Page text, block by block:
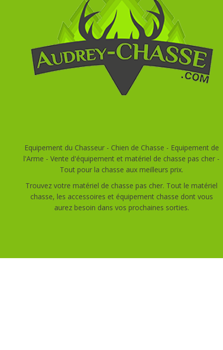
Equipement du Chasseur - Chien de Chasse - Equipement de
l'Arme - Vente d'équipement et matériel de chasse pas cher -
Tout pour la chasse aux meilleurs prix.
Trouvez votre matériel de chasse pas cher. Tout le matériel
chasse, les accessoires et équipement chasse dont vous
aurez besoin dans vos prochaines sorties.